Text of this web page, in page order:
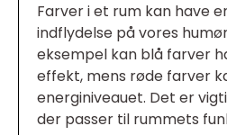
Farver i et rum kan have
indflydelse på vores
eksempel kan blå farver
effekt, mens røde farver
energiniveauet. Det er
der passer til rummets